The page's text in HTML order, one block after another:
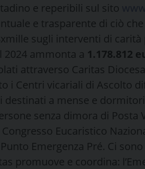
e reperibili sul sito
e trasparente di ciò
sugli interventi di
2024 ammonta a 1.178.812
attraverso Caritas
i Centri vicariali di Ascolto
destinati a mense e
senza dimora di Posta
Congresso Eucaristico
Emergenza Pré. Ci
promuove e coordina: